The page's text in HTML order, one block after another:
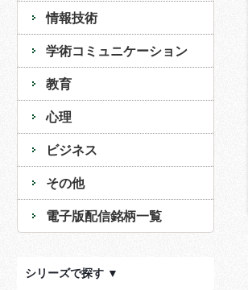
情報技術
学術コミュニケーション
教育
心理
ビジネス
その他
電子版配信銘柄一覧
シリーズで探す ▼